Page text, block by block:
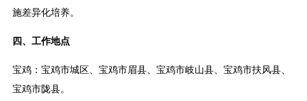
施差异化培养。
四、工作地点
宝鸡：宝鸡市城区、宝鸡市眉县、宝鸡市岐山县、宝鸡市扶风县、
宝鸡市陇县。